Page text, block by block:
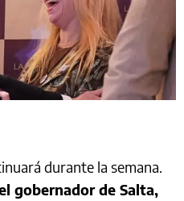
durante la semana.
gobernador de Salta,